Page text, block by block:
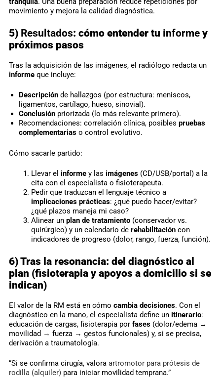
movimiento y mejora la calidad diagnóstica.
5) Resultados: cómo entender tu informey
próximos pasos
Tras la adquisición de las imágenes, el radiólogo redacta un
informeque incluye:
Descripciónde hallazgos (por estructura: meniscos,
ligamentos, cartílago, hueso, sinovial).
Conclusiónpriorizada (lo más relevante primero).
Recomendaciones: correlación clínica, posibles pruebas
complementariaso control evolutivo.
Cómo sacarle partido:
Llevar el informey las imágenes(CD/USB/portal) a la
cita con el especialista o fisioterapeuta.
Pedir que traduzcan el lenguaje técnico a
implicaciones prácticas: ¿qué puedo hacer/evitar?
¿qué plazos maneja mi caso?
Alinear un plan de tratamiento(conservador vs.
quirúrgico) y un calendario de rehabilitacióncon
indicadores de progreso (dolor, rango, fuerza, función).
6) Tras la resonancia: del diagnóstico al
plan (fisioterapia y apoyos a domicilio si se
indican)
El valor de la RM está en cómo cambia decisiones. Con el
diagnóstico en la mano, el especialista define un itinerario:
educación de cargas, fisioterapia por fases(dolor/edema →
movilidad → fuerza → gestos funcionales) y, si se precisa,
derivación a traumatología.
“Si se confirma cirugía, valora artromotor para prótesis de
rodilla (alquiler)para iniciar movilidad temprana.”